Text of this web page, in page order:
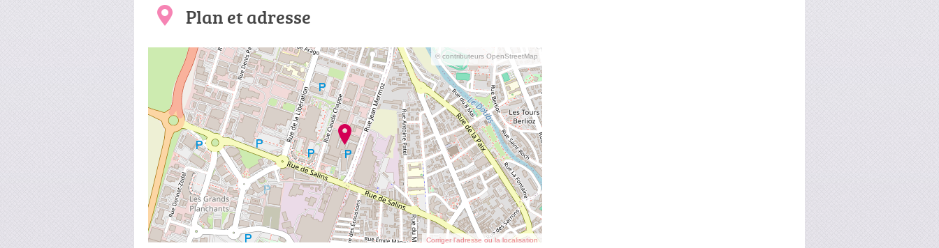
Plan et adresse
© contributeurs OpenStreetMap
Corriger l’adresse ou la localisation